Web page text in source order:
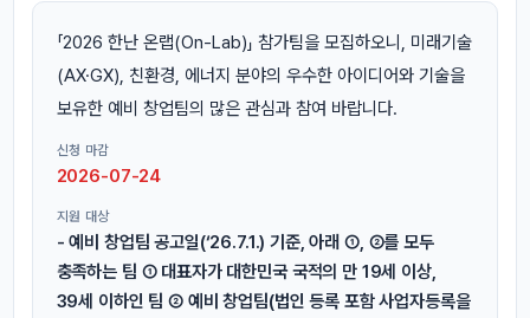
「2026 한난 온랩(On-Lab)」 참가팀을 모집하오니, 미래기술
(AX·GX), 친환경, 에너지 분야의 우수한 아이디어와 기술을
보유한 예비 창업팀의 많은 관심과 참여 바랍니다.
신청 마감
2026-07-24
지원 대상
- 예비 창업팀 공고일(‘26.7.1.) 기준, 아래 ①, ②를 모두
충족하는 팀 ① 대표자가 대한민국 국적의 만 19세 이상,
39세 이하인 팀 ② 예비 창업팀(법인 등록 포함 사업자등록을